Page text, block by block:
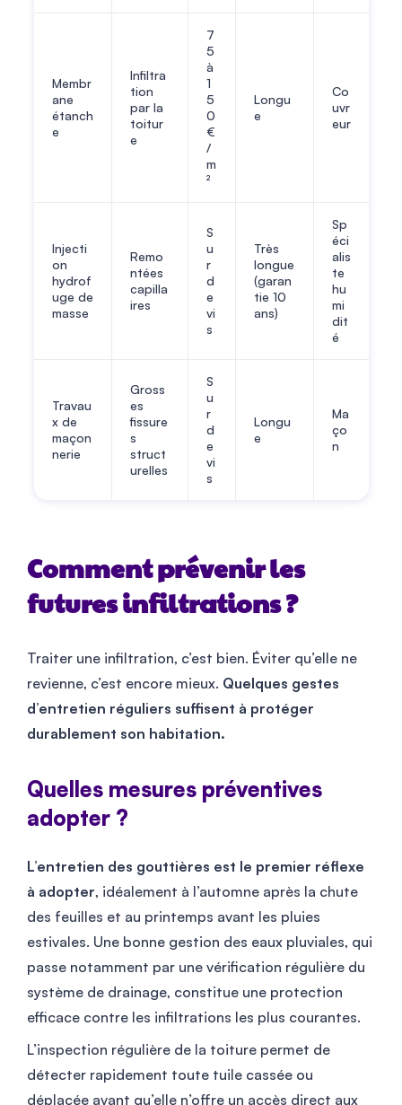
Membr
ane
étanch
e
Infiltra
tion
par la
toitur
e
7
5
à
1
5
0
€
/
m
²
Longu
e
Co
uvr
eur
Injecti
on
hydrof
uge de
masse
Remo
ntées
capilla
ires
S
u
r
d
e
vi
s
Très
longue
(garan
tie 10
ans)
Sp
éci
alis
te
hu
mi
dit
é
Travau
x de
maçon
nerie
Gross
es
fissure
s
struct
urelles
S
u
r
d
e
vi
s
Longu
e
Ma
ço
n
Comment prévenir les
futures infiltrations ?
Traiter une infiltration, c’est bien. Éviter qu’elle ne
revienne, c’est encore mieux. Quelques gestes
d’entretien réguliers suffisent à protéger
durablement son habitation.
Quelles mesures préventives
adopter ?
L’entretien des gouttières est le premier réflexe
à adopter, idéalement à l’automne après la chute
des feuilles et au printemps avant les pluies
estivales. Une bonne gestion des eaux pluviales, qui
passe notamment par une vérification régulière du
système de drainage, constitue une protection
efficace contre les infiltrations les plus courantes.
L’inspection régulière de la toiture permet de
détecter rapidement toute tuile cassée ou
déplacée avant qu’elle n’offre un accès direct aux